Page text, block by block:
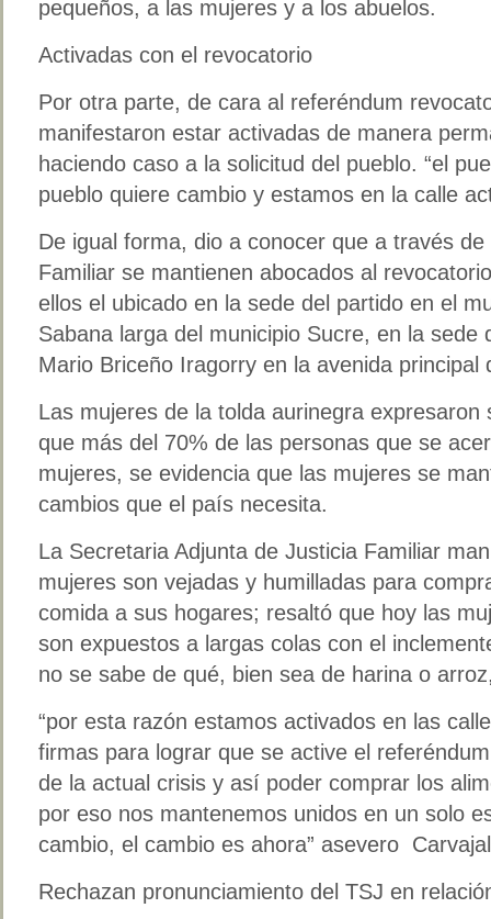
pequeños, a las mujeres y a los abuelos.
Activadas con el revocatorio
Por otra parte, de cara al referéndum
manifestaron estar activadas de manera
haciendo caso a la solicitud del pueblo. “el
pueblo quiere cambio y estamos en la calle
De igual forma, dio a conocer que a través
Familiar se mantienen abocados al
ellos el ubicado en la sede del partido en el
Sabana larga del municipio Sucre, en la sede
Mario Briceño Iragorry en la avenida principal
Las mujeres de la tolda aurinegra
que más del 70% de las personas que se
mujeres, se evidencia que las mujeres se
cambios que el país necesita.
La Secretaria Adjunta de Justicia Familiar
mujeres son vejadas y humilladas para
comida a sus hogares; resaltó que hoy las
son expuestos a largas colas con el
no se sabe de qué, bien sea de harina o
“por esta razón estamos activados en las
firmas para lograr que se active el
de la actual crisis y así poder comprar los
por eso nos mantenemos unidos en un solo
cambio, el cambio es ahora” asevero
Rechazan pronunciamiento del TSJ en